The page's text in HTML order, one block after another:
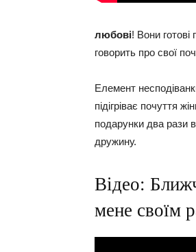
любові! Вони
говорить про свої
Елемент
підігріває почуття
подарунки два рази
дружину.
Відео:
мене своїм